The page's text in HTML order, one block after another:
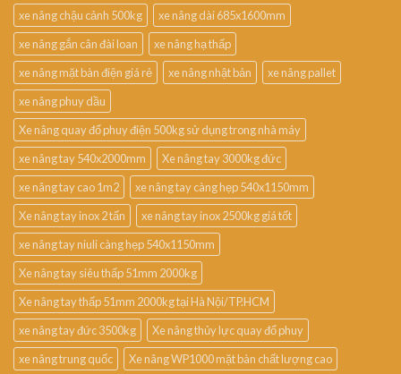
xe nâng chậu cảnh 500kg
xe nâng dài 685x1600mm
xe nâng gắn cân đài loan
xe nâng hạ thấp
xe nâng mặt bàn điện giá rẻ
xe nâng nhật bản
xe nâng pallet
xe nâng phuy dầu
Xe nâng quay đổ phuy điện 500kg sử dụng trong nhà máy
xe nâng tay 540x2000mm
Xe nâng tay 3000kg đức
xe nâng tay cao 1m2
xe nâng tay càng hẹp 540x1150mm
Xe nâng tay inox 2 tấn
xe nâng tay inox 2500kg giá tốt
xe nâng tay niuli càng hẹp 540x1150mm
Xe nâng tay siêu thấp 51mm 2000kg
Xe nâng tay thấp 51mm 2000kg tại Hà Nội/TP.HCM
xe nâng tay đức 3500kg
Xe nâng thủy lực quay đổ phuy
xe nâng trung quốc
Xe nâng WP1000 mặt bàn chất lượng cao